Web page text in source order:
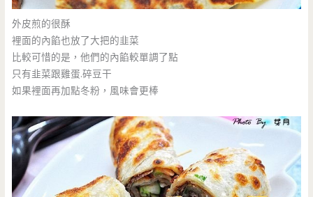
外皮煎的很酥
裡面的內餡也放了大把的韭菜
比較可惜的是，他們的內餡較單調了點
只有韭菜跟雞蛋.碎豆干
如果裡面再加點冬粉，風味會更棒